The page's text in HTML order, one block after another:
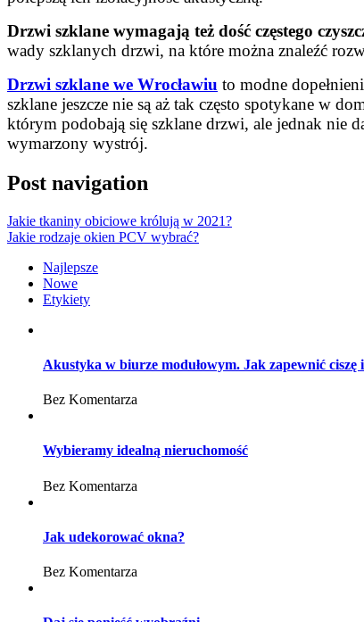
Drzwi szklane wymagają też dość częstego
wady szklanych drzwi, na które można znaleźć
Drzwi szklane we Wrocławiu to modne
szklane jeszcze nie są aż tak często spotykane w
którym podobają się szklane drzwi, ale jednak nie
wymarzony wystrój.
Post navigation
Jakie tkaniny obiciowe królują w 2021?
Jakie rodzaje okien PCV wybrać?
Najlepsze
Nowe
Etykiety
Akustyka w biurze modułowym. Jak zapewnić
Bez Komentarza
Wybieramy idealną nieruchomość
Bez Komentarza
Jak udekorować okna?
Bez Komentarza